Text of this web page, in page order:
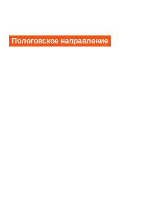
Пологовское направление